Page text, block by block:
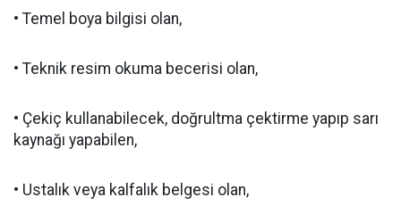
• Temel boya bilgisi olan,
• Teknik resim okuma becerisi olan,
• Çekiç kullanabilecek, doğrultma çektirme yapıp sarı
kaynağı yapabilen,
• Ustalık veya kalfalık belgesi olan,